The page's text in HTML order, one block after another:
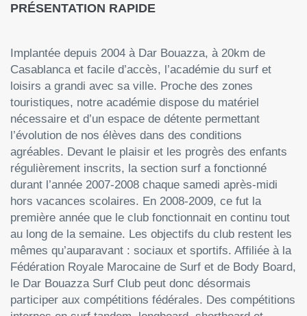
PRÉSENTATION RAPIDE
Implantée depuis 2004 à Dar Bouazza, à 20km de
Casablanca et facile d’accès, l’académie du surf et
loisirs a grandi avec sa ville. Proche des zones
touristiques, notre académie dispose du matériel
nécessaire et d’un espace de détente permettant
l’évolution de nos élèves dans des conditions
agréables. Devant le plaisir et les progrès des enfants
régulièrement inscrits, la section surf a fonctionné
durant l’année 2007-2008 chaque samedi après-midi
hors vacances scolaires. En 2008-2009, ce fut la
première année que le club fonctionnait en continu tout
au long de la semaine. Les objectifs du club restent les
mêmes qu’auparavant : sociaux et sportifs. Affiliée à la
Fédération Royale Marocaine de Surf et de Body Board,
le Dar Bouazza Surf Club peut donc désormais
participer aux compétitions fédérales. Des compétitions